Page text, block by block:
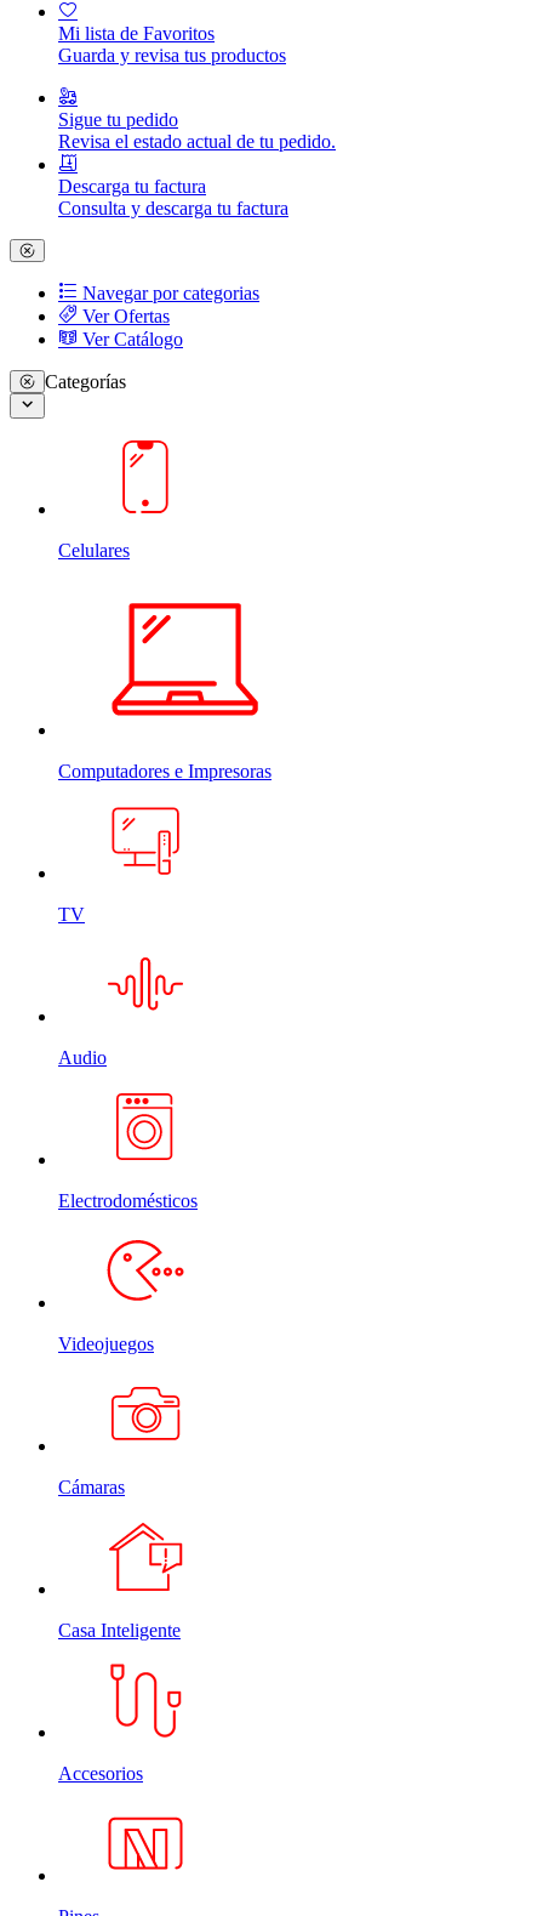
Mi lista de Favoritos
Guarda y revisa tus productos
Sigue tu pedido
Revisa el estado actual de tu pedido.
Descarga tu factura
Consulta y descarga tu factura
Navegar por categorias
Ver Ofertas
Ver Catálogo
Categorías
Celulares
Computadores e Impresoras
TV
Audio
Electrodomésticos
Videojuegos
Cámaras
Casa Inteligente
Accesorios